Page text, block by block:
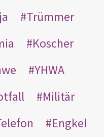
Trümmer
Koscher
YHWA
Militär
Engkel